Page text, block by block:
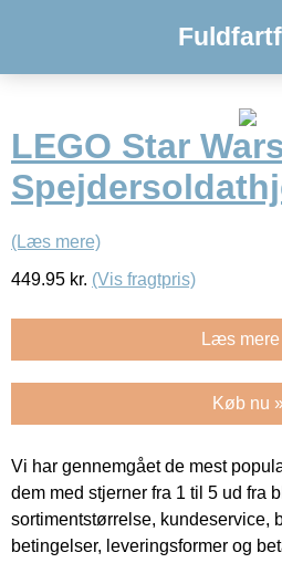
LEGO Star
(Læs mere)
449.95 kr. (Vis fragtpris)
Læs
Køb nu
Vi har gennemgået de mest
dem med stjerner fra 1 til 5 ud fra
sortimentstørrelse, kundeservice,
betingelser, leveringsformer og